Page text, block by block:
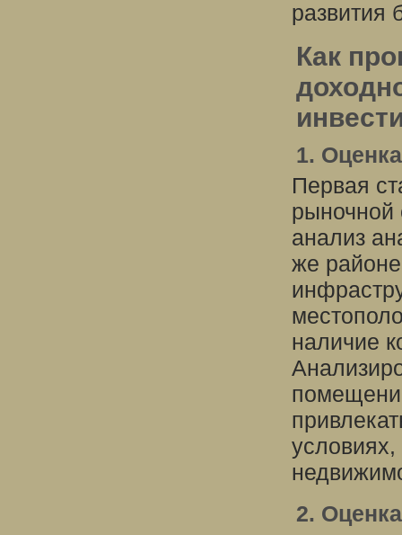
развития
Как
1.
Первая
рыночной
анализ
же
наличие
2.